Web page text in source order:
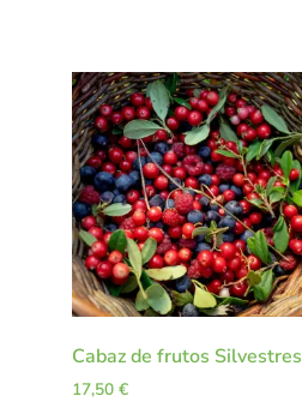
Cabaz de frutos Silvestres
17,50 €